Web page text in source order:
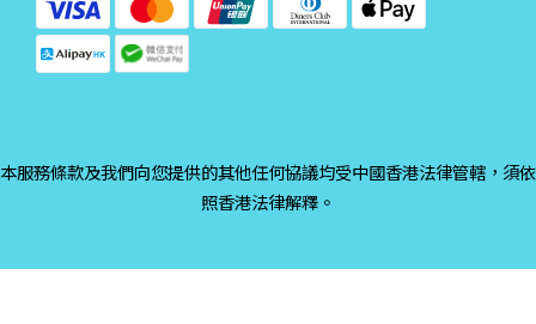
本服務條款及我們向您提供的其他任何協議均受中國香港法律管轄，須依
照香港法律解釋。